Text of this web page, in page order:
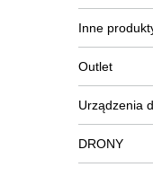
Inne
Outlet
Urządzenia
DRONY